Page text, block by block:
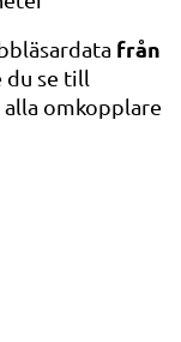
från
du se till
alla omkopplare